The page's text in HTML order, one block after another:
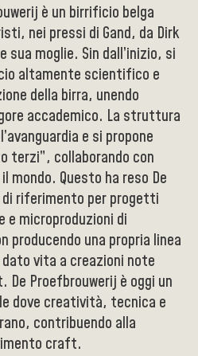
è un birrificio belga
nei pressi di Gand, da Dirk
moglie. Sin dall’inizio, si
altamente scientifico e
della birra, unendo
accademico. La struttura
e si propone
terzi”, collaborando con
Questo ha reso De
riferimento per progetti
microproduzioni di
producendo una propria linea
vita a creazioni note
De Proefbrouwerij è oggi un
dove creatività, tecnica e
contribuendo alla
craft.